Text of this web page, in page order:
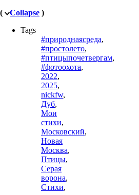
(
Collapse )
Tags
#природнаясреда,
#простолето,
#птицыпочетвергам,
#фотоохота,
2022,
2025,
nickfw,
Дуб,
Мои
стихи,
Московский,
Новая
Москва,
Птицы,
Серая
ворона,
Стихи,